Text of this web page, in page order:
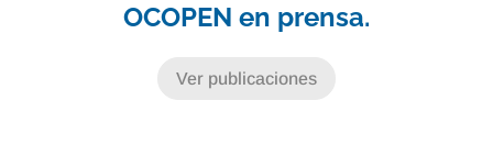
OCOPEN en prensa.
Ver publicaciones